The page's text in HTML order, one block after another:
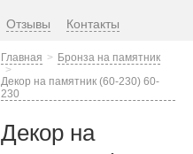
Отзывы Контакты
Главная
Бронза на памятник
Декор на памятник (60-230) 60-
230
Декор на